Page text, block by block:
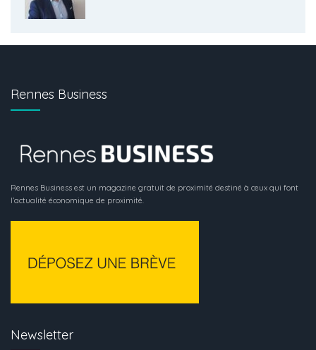
Rennes Business
Rennes Business est un magazine gratuit de proximité destiné à ceux qui font
l’actualité économique de proximité.
Newsletter